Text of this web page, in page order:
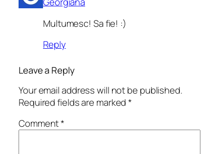
Multumesc! Sa fie! :)
Reply
Leave a Reply
Your email address will not be published.
Required fields are marked*
Comment*